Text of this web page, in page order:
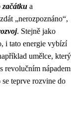
začátku a
„nerozpoznáno“,
. Stejně jako
i tato energie vybízí
umělce, který
revolučním nápadem
teprve rozvine do